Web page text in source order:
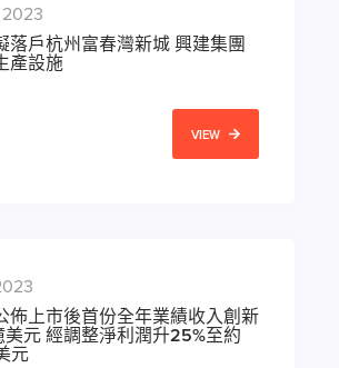
落戶杭州富春灣新城 興建集團
產設施
VIEW
佈上市後首份全年業績收入創新
美元 經調整淨利潤升25%至約
元